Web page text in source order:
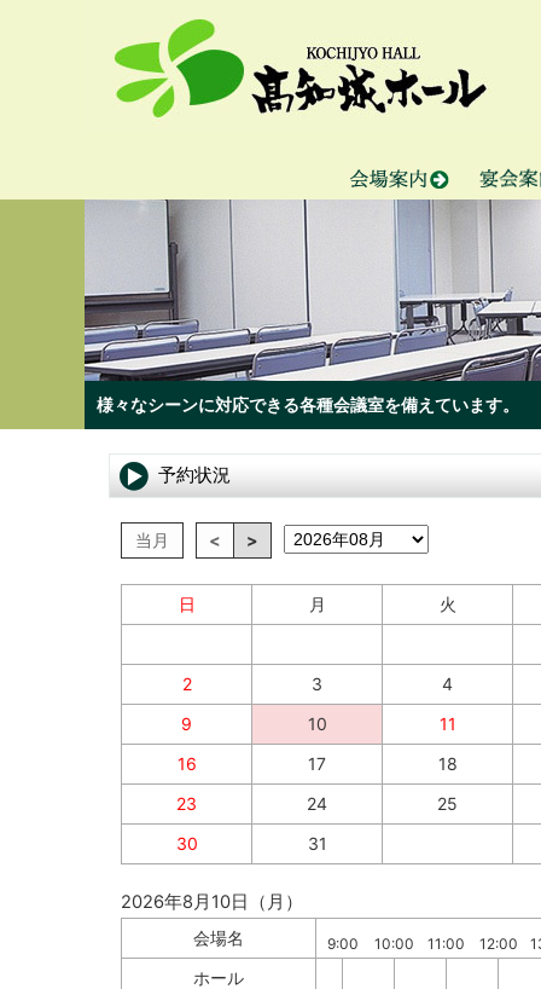
様々なシーンに対応できる各種会議室を備えています。
予約状況
当月 < >
日 月 火
2 3
4
9
10
11
16
17
18
23
24
25
30
31
2026年8月10日（月）
会場名 9:00 10:00 11:00 12:00
ホール